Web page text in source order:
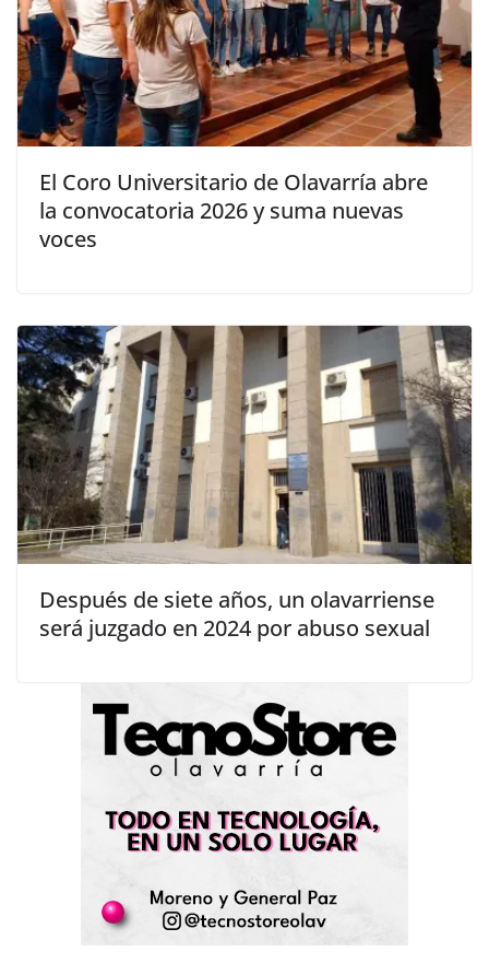
El Coro Universitario de Olavarría abre
la convocatoria 2026 y suma nuevas
voces
Después de siete años, un olavarriense
será juzgado en 2024 por abuso sexual